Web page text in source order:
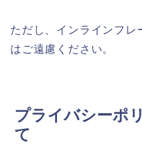
ただし、インラインフレ
はご遠慮ください。
プライバシーポ
て